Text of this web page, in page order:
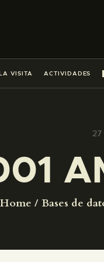
VISITA ACTIVIDADES
27
Home Bases de
PREPARAR LA
ACTIVIDADES
█
COLECCIONES
DIDÁCTICA